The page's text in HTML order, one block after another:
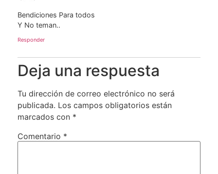
Bendiciones Para todos
Y No teman..
Responder
Deja una respuesta
Tu dirección de correo electrónico no será
publicada. Los campos obligatorios están
marcados con *
Comentario *